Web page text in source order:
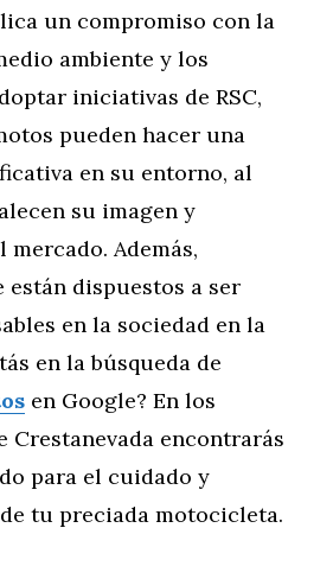
un compromiso con la
ambiente y los
iniciativas de RSC,
pueden hacer una
en su entorno, al
su imagen y
Además,
están dispuestos a ser
en la sociedad en la
en la búsqueda de
en Google? En los
Crestanevada encontrarás
para el cuidado y
tu preciada motocicleta.